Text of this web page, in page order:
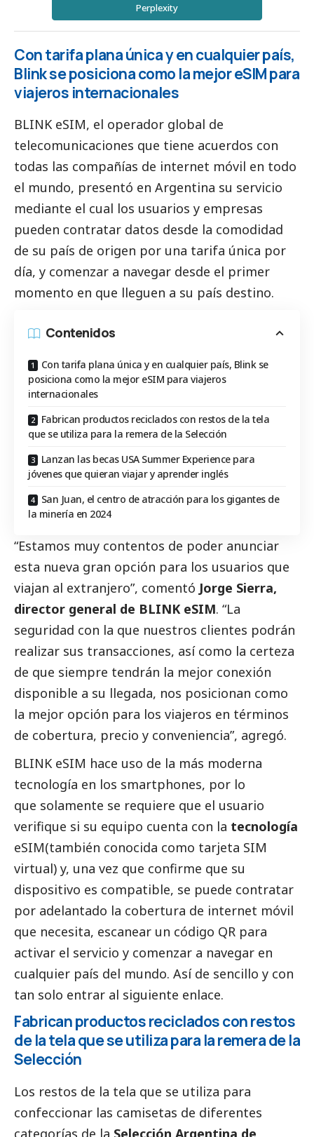
Perplexity
Con tarifa plana única y en cualquier país,
Blink se posiciona como la mejor eSIM para
viajeros internacionales
BLINK eSIM, el operador global de
telecomunicaciones que tiene acuerdos con
todas las compañías de internet móvil en todo
el mundo, presentó en Argentina su servicio
mediante el cual los usuarios y empresas
pueden contratar datos desde la comodidad
de su país de origen por una tarifa única por
día, y comenzar a navegar desde el primer
momento en que lleguen a su país destino.
Contenidos
Con tarifa plana única y en cualquier país, Blink se
posiciona como la mejor eSIM para viajeros
internacionales
Fabrican productos reciclados con restos de la tela
que se utiliza para la remera de la Selección
Lanzan las becas USA Summer Experience para
jóvenes que quieran viajar y aprender inglés
San Juan, el centro de atracción para los gigantes de
la minería en 2024
“Estamos muy contentos de poder anunciar
esta nueva gran opción para los usuarios que
viajan al extranjero”, comentó Jorge Sierra,
director general de BLINK eSIM. “La
seguridad con la que nuestros clientes podrán
realizar sus transacciones, así como la certeza
de que siempre tendrán la mejor conexión
disponible a su llegada, nos posicionan como
la mejor opción para los viajeros en términos
de cobertura, precio y conveniencia”, agregó.
BLINK eSIM hace uso de la más moderna
tecnología en los smartphones, por lo
que solamente se requiere que el usuario
verifique si su equipo cuenta con la tecnología
eSIM(también conocida como tarjeta SIM
virtual) y, una vez que confirme que su
dispositivo es compatible, se puede contratar
por adelantado la cobertura de internet móvil
que necesita, escanear un código QR para
activar el servicio y comenzar a navegar en
cualquier país del mundo. Así de sencillo y con
tan solo entrar al siguiente enlace.
Fabrican productos reciclados con restos
de la tela que se utiliza para la remera de la
Selección
Los restos de la tela que se utiliza para
confeccionar las camisetas de diferentes
categorías de la Selección Argentina de